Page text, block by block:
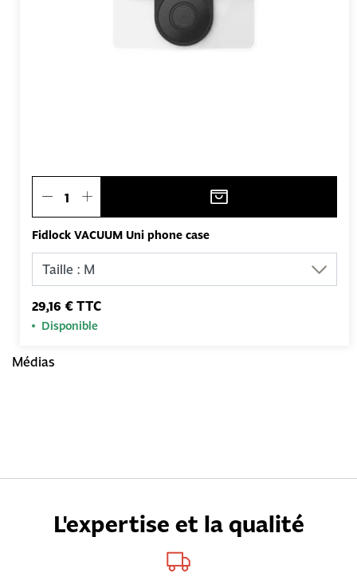
Fidlock VACUUM Uni phone case
29,16 € TTC
Disponible
Médias
L'expertise et la qualité